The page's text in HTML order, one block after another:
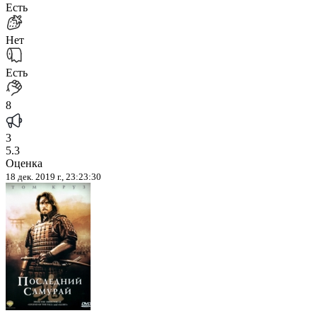
Есть
Нет
Есть
8
3
5.3
Оценка
18 дек. 2019 г., 23:23:30